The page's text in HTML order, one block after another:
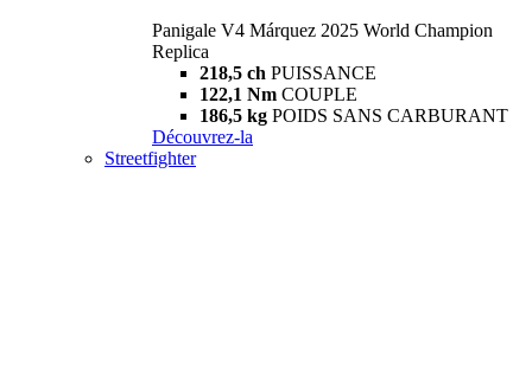
Panigale V4 Márquez 2025 World Champion
Replica
218,5 ch PUISSANCE
122,1 Nm COUPLE
186,5 kg POIDS SANS CARBURANT
Découvrez-la
Streetfighter